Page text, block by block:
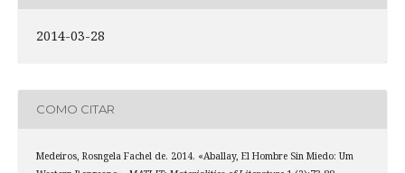
2014-03-28
COMO CITAR
Medeiros, Rosngela Fachel de. 2014. «Aballay, El Hombre Sin Miedo: Um